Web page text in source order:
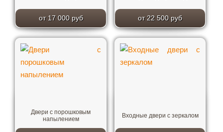
от 17 000 руб от 22 500 руб
Двери с порошковым
напылением
Входные двери с зеркалом